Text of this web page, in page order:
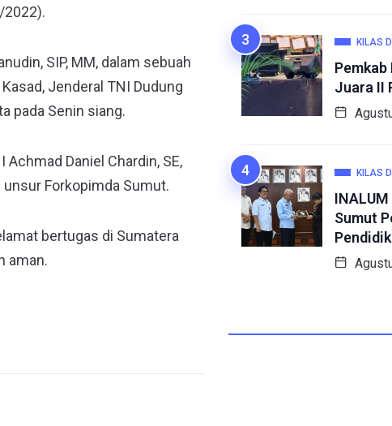
2022).
SIP, MM, dalam sebuah
Jenderal TNI Dudung
pada Senin siang.
Daniel Chardin, SE,
Forkopimda Sumut.
bertugas di Sumatera
aman.
KILAS
Pemkab
Juara II
KILAS
Sumut